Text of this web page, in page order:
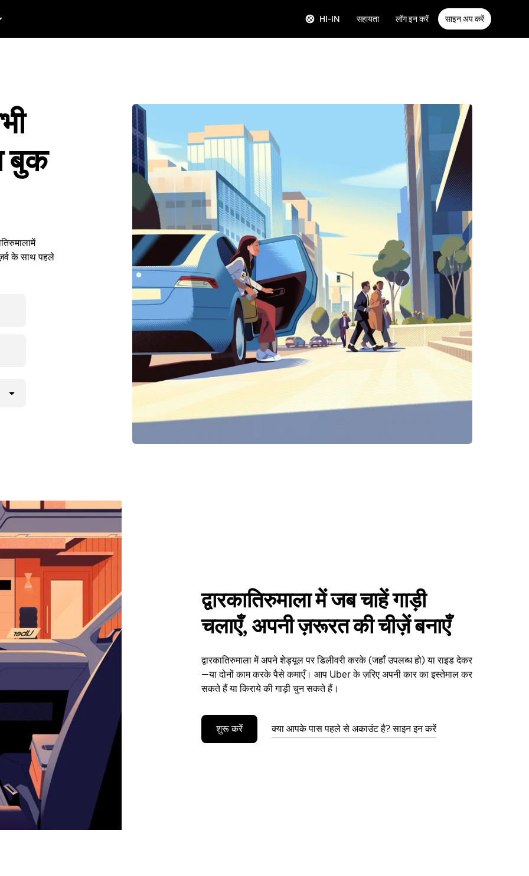
HI-IN सहायता लॉग इन करें साइन अप करें
बुक
के साथ पहले
द्वारकातिरुमाला में जब चाहें गाड़ी
चलाएँ, अपनी ज़रूरत की चीज़ें बनाएँ
द्वारकातिरुमाला में अपने शेड्यूल पर डिलीवरी करके (जहाँ उपलब्ध हो) या राइड देकर
—या दोनों काम करके पैसे कमाएँ। आप Uber के ज़रिए अपनी कार का इस्तेमाल कर
सकते हैं या किराये की गाड़ी चुन सकते हैं।
शुरू करें क्या आपके पास पहले से अकाउंट है? साइन इन करें